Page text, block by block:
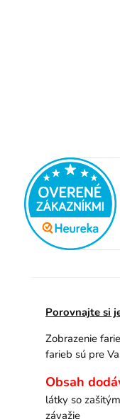
Porovnajte si
Zobrazenie
farieb sú pre
Obsah
látky so
závažie